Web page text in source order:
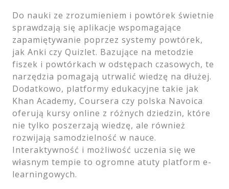
Do nauki ze zrozumieniem i powtórek świetnie
sprawdzają się aplikacje wspomagające
zapamiętywanie poprzez systemy powtórek,
jak Anki czy Quizlet. Bazujące na metodzie
fiszek i powtórkach w odstępach czasowych, te
narzędzia pomagają utrwalić wiedzę na dłużej.
Dodatkowo, platformy edukacyjne takie jak
Khan Academy, Coursera czy polska Navoica
oferują kursy online z różnych dziedzin, które
nie tylko poszerzają wiedzę, ale również
rozwijają samodzielność w nauce.
Interaktywność i możliwość uczenia się we
własnym tempie to ogromne atuty platform e-
learningowych.